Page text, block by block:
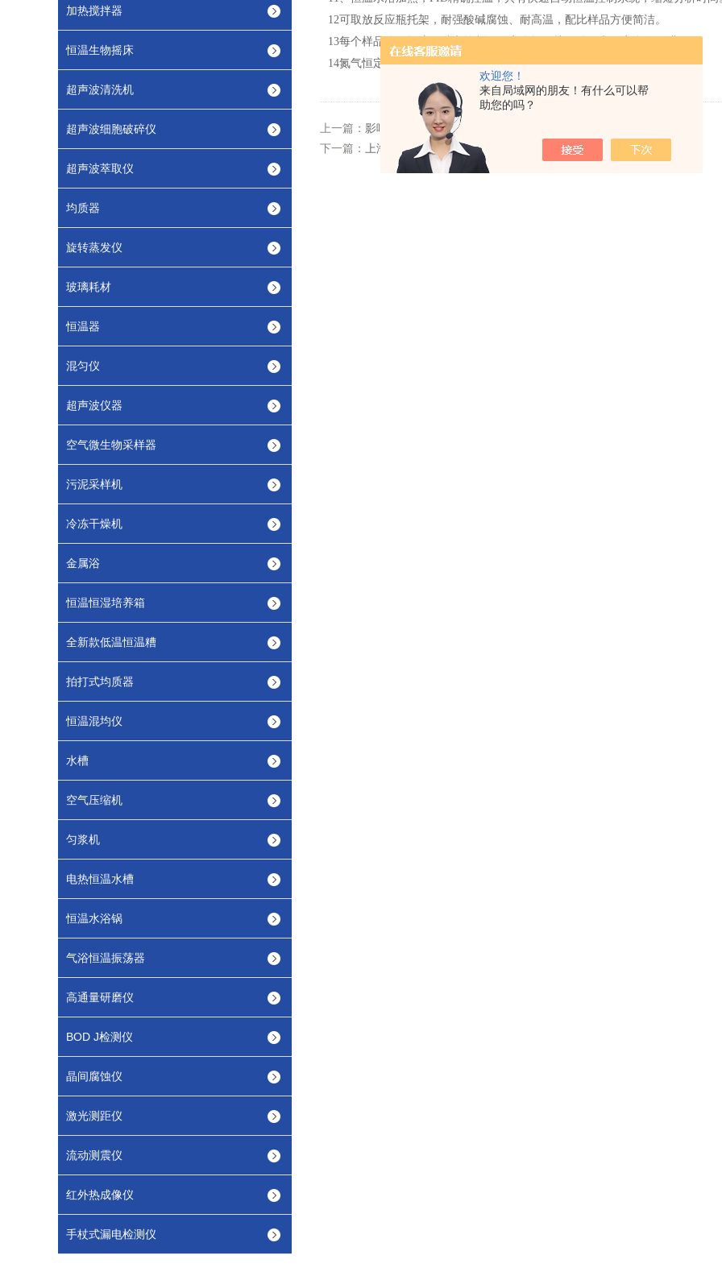
欢迎您！
来自局域网的朋友！有什么可以帮
助您的吗？
加热搅拌器
恒温生物摇床
超声波清洗机
超声波细胞破碎仪
超声波萃取仪
均质器
旋转蒸发仪
玻璃耗材
恒温器
混匀仪
超声波仪器
空气微生物采样器
污泥采样机
冷冻干燥机
金属浴
恒温恒湿培养箱
全新款低温恒温糟
拍打式均质器
恒温混均仪
水槽
空气压缩机
匀浆机
电热恒温水槽
恒温水浴锅
气浴恒温振荡器
高通量研磨仪
BOD J检测仪
晶间腐蚀仪
激光测距仪
流动测震仪
红外热成像仪
手杖式漏电检测仪
12可取放反应瓶托架，耐强酸碱腐蚀、耐高温，配比样品方便简洁。
13每个样品的氮气流量独立控制，双安全阀保护，确保实验安全有效进行。
14氮气恒定吹扫，气源时间可定时控制，达到设定时间自动关闭气源。
上一篇： 影响智能一体化蒸馏仪实验的几大因素
下一篇：
上海中检理化与我司采购智能一体化蒸馏仪